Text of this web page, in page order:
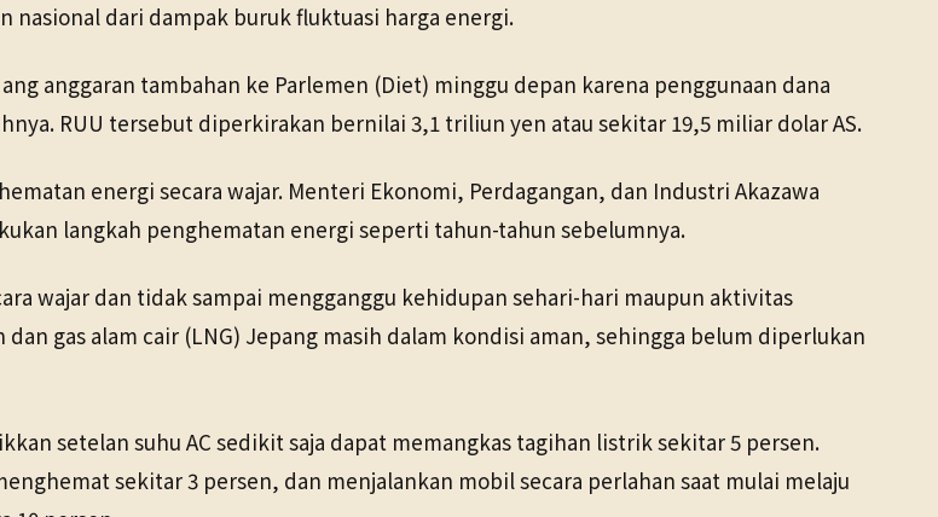
dari dampak buruk fluktuasi harga energi.
anggaran tambahan ke Parlemen (Diet) minggu depan karena penggunaan dana
RUU tersebut diperkirakan bernilai 3,1 triliun yen atau sekitar 19,5 miliar dolar AS.
energi secara wajar. Menteri Ekonomi, Perdagangan, dan Industri Akazawa
langkah penghematan energi seperti tahun-tahun sebelumnya.
wajar dan tidak sampai mengganggu kehidupan sehari-hari maupun aktivitas
gas alam cair (LNG) Jepang masih dalam kondisi aman, sehingga belum diperlukan
setelan suhu AC sedikit saja dapat memangkas tagihan listrik sekitar 5 persen.
sekitar 3 persen, dan menjalankan mobil secara perlahan saat mulai melaju